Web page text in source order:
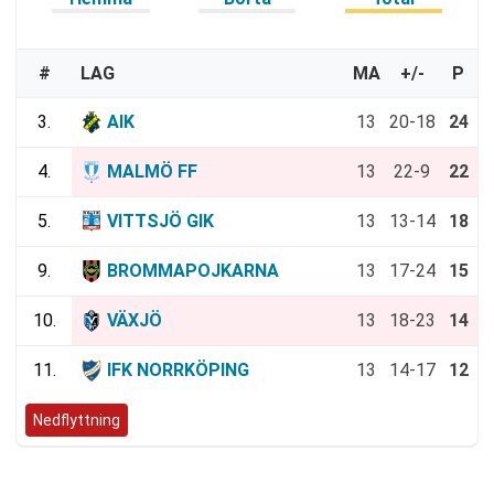
# LAG MA +/- P
3. AIK 13 20-18 24
4. MALMÖ FF 13 22-9 22
5. VITTSJÖ GIK 13 13-14 18
9. BROMMAPOJKARNA 13 17-24 15
10. VÄXJÖ 13 18-23 14
11. IFK NORRKÖPING 13 14-17 12
Nedflyttning